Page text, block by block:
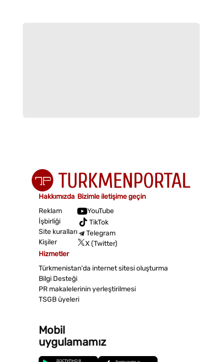
Hakkımızda
Reklam
İşbirliği
Site kuralları
Kişiler
Bizimle iletişime geçin
YouTube
TikTok
Telegram
X (Twitter)
Hizmetler
Türkmenistan'da internet sitesi oluşturma
Bilgi Desteği
PR makalelerinin yerleştirilmesi
TSGB üyeleri
Mobil
uygulamamız